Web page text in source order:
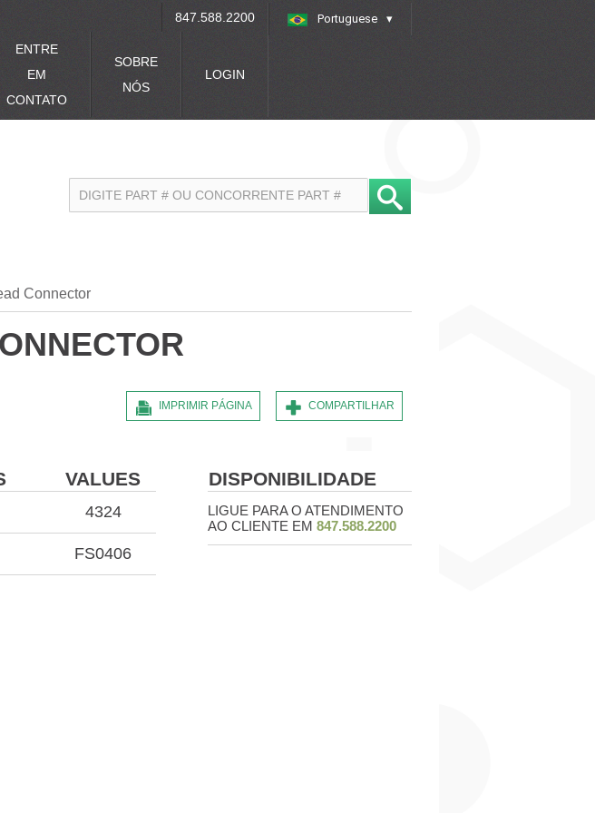
Portuguese
847.588.2200
ENTRE
EM
CONTATO
SOBRE
NÓS
LOGIN
Connector
COMPARTILHAR
IMPRIMIR PÁGINA
VALUES
4324
FS0406
DISPONIBILIDADE
LIGUE PARA O ATENDIMENTO
AO CLIENTE EM 847.588.2200